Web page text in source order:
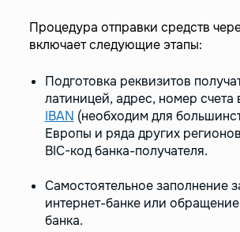
Процедура отправки средств
включает следующие этапы:
Подготовка реквизитов
латиницей, адрес, номер счета
IBAN (необходим для
Европы и ряда других
BIC-код банка-получателя.
Самостоятельное заполнение
интернет-банке или
банка.